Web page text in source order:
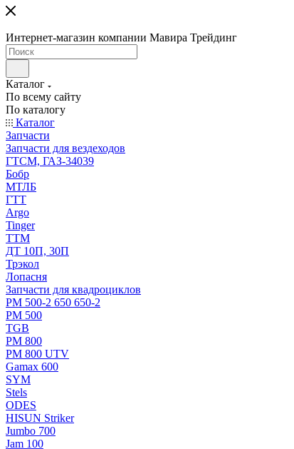
Интернет-магазин компании Мавира Трейдинг
Каталог
По всему сайту
По каталогу
Каталог
Запчасти
Запчасти для вездеходов
ГТСМ, ГАЗ-34039
Бобр
МТЛБ
ГТТ
Argo
Tinger
ТТМ
ДТ 10П, 30П
Трэкол
Лопасня
Запчасти для квадроциклов
РМ 500-2 650 650-2
РМ 500
TGB
РМ 800
РМ 800 UTV
Gamax 600
SYM
Stels
ОDЕS
HISUN Striker
Jumbo 700
Jam 100